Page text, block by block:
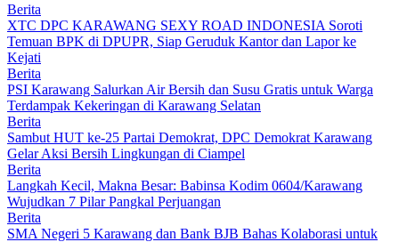
Berita
XTC DPC KARAWANG SEXY ROAD INDONESIA Soroti
Temuan BPK di DPUPR, Siap Geruduk Kantor dan Lapor ke
Kejati
Berita
PSI Karawang Salurkan Air Bersih dan Susu Gratis untuk Warga
Terdampak Kekeringan di Karawang Selatan
Berita
Sambut HUT ke-25 Partai Demokrat, DPC Demokrat Karawang
Gelar Aksi Bersih Lingkungan di Ciampel
Berita
Langkah Kecil, Makna Besar: Babinsa Kodim 0604/Karawang
Wujudkan 7 Pilar Pangkal Perjuangan
Berita
SMA Negeri 5 Karawang dan Bank BJB Bahas Kolaborasi untuk